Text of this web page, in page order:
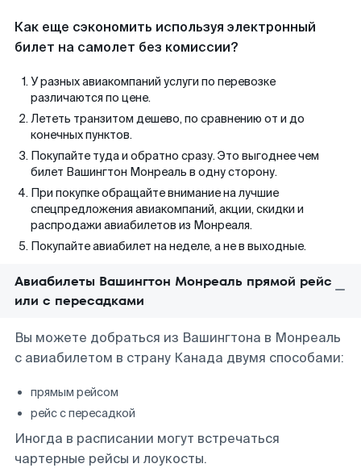
Как еще сэкономить используя электронный
билет на самолет без комиссии?
У разных авиакомпаний услуги по перевозке
различаются по цене.
Лететь транзитом дешево, по сравнению от и до
конечных пунктов.
Покупайте туда и обратно сразу. Это выгоднее чем
билет Вашингтон Монреаль в одну сторону.
При покупке обращайте внимание на лучшие
спецпредложения авиакомпаний, акции, скидки и
распродажи авиабилетов из Монреаля.
Покупайте авиабилет на неделе, а не в выходные.
Авиабилеты Вашингтон Монреаль прямой рейс
или с пересадками
Вы можете добраться из Вашингтона в Монреаль
с авиабилетом в страну Канада двумя способами:
прямым рейсом
рейс с пересадкой
Иногда в расписании могут встречаться
чартерные рейсы и лоукосты.